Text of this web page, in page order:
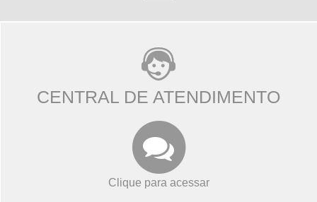
CENTRAL DE ATENDIMENTO
Clique para acessar